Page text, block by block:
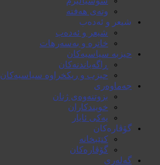
وتەی هەفتە
شیعر و ئەدەب
شیعر و ئەدەب
خاترە و بەسەرهات
حیزبە سیاسیەکان
ڕاگەیاندنەکان
حیزب و ریکخراوە سیاسیەکان
جەماوەری
بزوتنەوەی ژنان
خویند‌کاران
یەکی ئایار
گۆڤارەکان
کتێبخانە
گۆڤارەکان
گەلەری